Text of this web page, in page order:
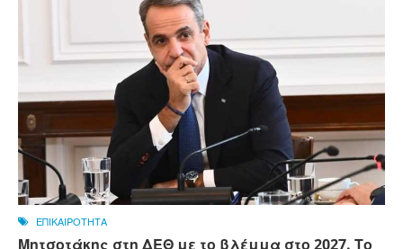
ΕΠΙΚΑΙΡΟΤΗΤΑ
Μητσοτάκης στη ΔΕΘ με το βλέμμα στο 2027. Το